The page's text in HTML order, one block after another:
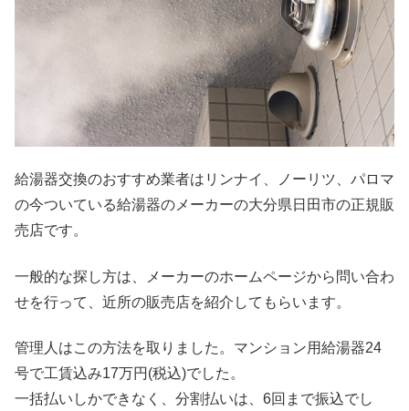
給湯器交換のおすすめ業者はリンナイ、ノーリツ、パロマ
の今ついている給湯器のメーカーの大分県日田市の正規販
売店です。
一般的な探し方は、メーカーのホームページから問い合わ
せを行って、近所の販売店を紹介してもらいます。
管理人はこの方法を取りました。マンション用給湯器24
号で工賃込み17万円(税込)でした。
一括払いしかできなく、分割払いは、6回まで振込でし